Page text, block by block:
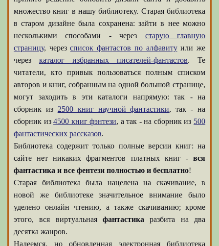
множество книг в нашу библиотеку. Старая библиотека
в старом дизайне была сохранена: зайти в нее можно
несколькими способами - через старую главную
страницу, черезсписок фантастов по алфавитуили же
через каталог избранных писателей-фантастов. Те
читатели, кто привык пользоваться полным списком
авторов и книг, собранным на одной большой странице,
могут заходить в эти каталоги напрямую: так - на
сборник из 2500 книг научной фантастики, так - на
сборник из4500 книг фэнтези, а так - на сборник из 500
фантастических рассказов.
Библиотека содержит только полные версии книг: на
сайте нет никаких фрагментов платных книг - вся
фантастика и все фентези полностью и бесплатно!
Старая библиотека была нацелена на скачивание, в
новой же библиотеке значительное внимание было
уделено онлайн чтению, а также скачиванию; кроме
этого, вся виртуальная фантастика разбита на два
десятка жанров.
Надеемся, но обновленная электронная библиотека